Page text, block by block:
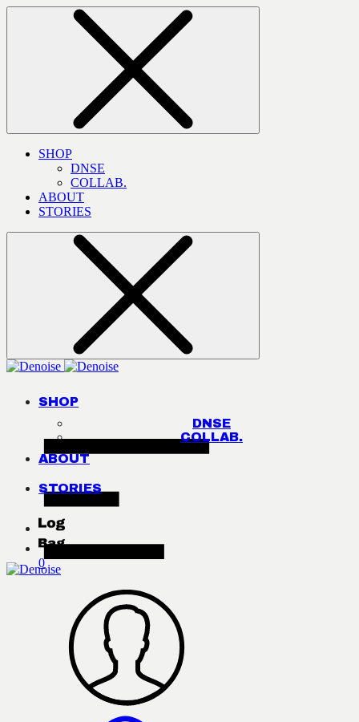
SHOP
DNSE
COLLAB.
ABOUT
STORIES
SHOP
DNSE
COLLAB.
ABOUT
STORIES
0